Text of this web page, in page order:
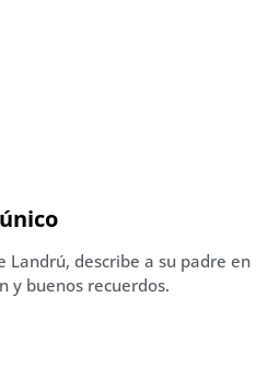
Landrú, describe a su padre en
y buenos recuerdos.